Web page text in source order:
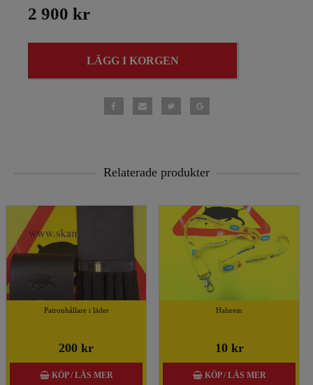
2 900 kr
LÄGG I KORGEN
Relaterade produkter
Patronhållare i läder
200 kr
KÖP / LÄS MER
Halsrem
10 kr
KÖP / LÄS MER